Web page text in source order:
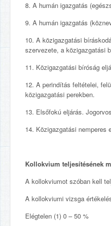
8. A humán igazgatás
9. A humán igazgatás
10. A közigazgatási
szervezete, a közigazgatási
11. Közigazgatási bíróság
12. A perindítás feltételei,
közigazgatási perekben.
13. Elsőfokú eljárás.
14. Közigazgatási nemperes
Kollokvium teljesítésének
A kollokviumot szóban kell
A kollokviumi vizsga
Elégtelen (1) 0 – 50 %